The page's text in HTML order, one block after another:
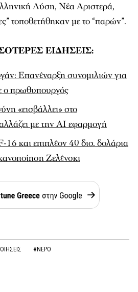
Λύση, Νέα Αριστερά,
τοποθετήθηκαν με το “παρών”.
ΕΙΔΗΣΕΙΣ:
Επανέναρξη συνομιλιών για
ο πρωθυπουργός
«εισβάλλει» στο
με την AI εφαρμογή
και επιπλέον 40 δισ. δολάρια
Ζελένσκι
#ΝΕΡΟ